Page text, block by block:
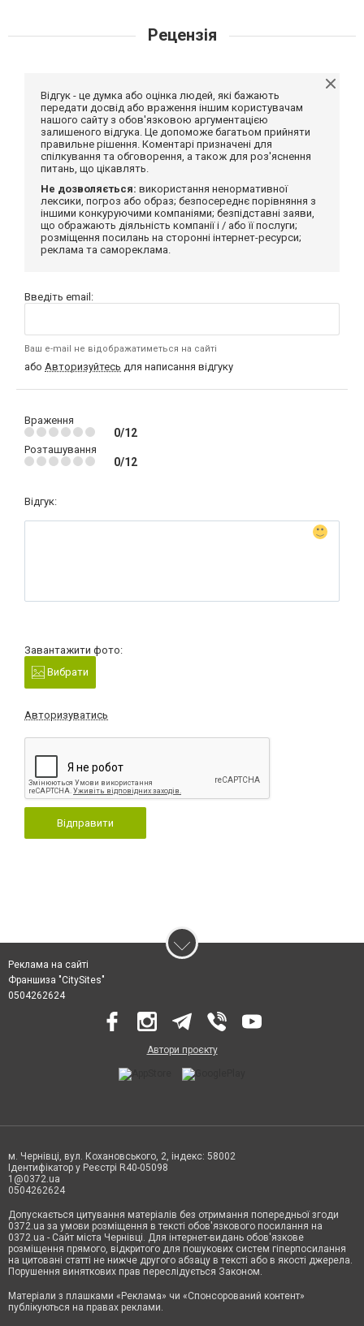
Рецензія
Відгук - це думка або оцінка людей, які бажають
передати досвід або враження іншим користувачам
нашого сайту з обов'язковою аргументацією
залишеного відгука. Це допоможе багатьом прийняти
правильне рішення. Коментарі призначені для
спілкування та обговорення, а також для роз'яснення
питань, що цікавлять.
Не дозволяється: використання ненормативної
лексики, погроз або образ; безпосереднє порівняння з
іншими конкуруючими компаніями; безпідставні заяви,
що ображають діяльність компанії і / або її послуги;
розміщення посилань на сторонні інтернет-ресурси;
реклама та самореклама.
Введіть email:
Ваш e-mail не відображатиметься на сайті
або Авторизуйтесь для написання відгуку
Враження
0/12
Розташування
0/12
Відгук:
Завантажити фото:
Вибрати
Авторизуватись
Відправити
Реклама на сайті
Франшиза "CitySites"
0504262624
Автори проєкту
м. Чернівці, вул. Кохановського, 2, індекс: 58002
Ідентифікатор у Реєстрі R40-05098
1@0372.ua
0504262624
Допускається цитування матеріалів без отримання попередньої згоди
0372.ua за умови розміщення в тексті обов'язкового посилання на
0372.ua - Сайт міста Чернівці. Для інтернет-видань обов'язкове
розміщення прямого, відкритого для пошукових систем гіперпосилання
на цитовані статті не нижче другого абзацу в тексті або в якості джерела.
Порушення виняткових прав переслідується Законом.
Матеріали з плашками «Реклама» чи «Спонсорований контент»
публікуються на правах реклами.